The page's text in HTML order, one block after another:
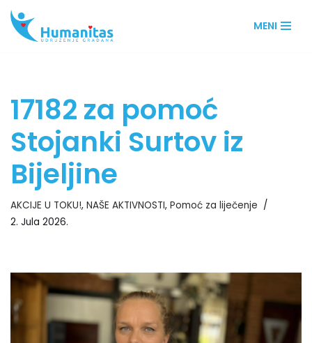
Skip
MENI
17182 za pomoć
Stojanki Surtov iz
Bijeljine
AKCIJE U TOKU!, NAŠE AKTIVNOSTI, Pomoć za liječenje
2. Jula 2026.